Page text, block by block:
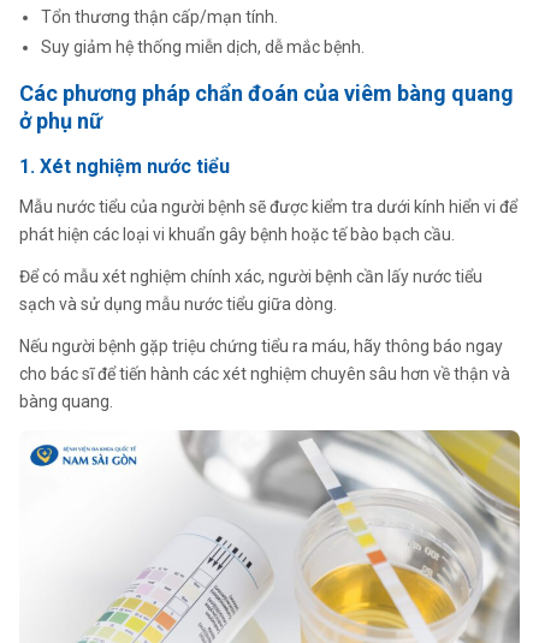
Tổn thương thận cấp/mạn tính.
Suy giảm hệ thống miễn dịch, dễ mắc bệnh.
Các phương pháp chẩn đoán của viêm bàng quang
ở phụ nữ
1. Xét nghiệm nước tiểu
Mẫu nước tiểu của người bệnh sẽ được kiểm tra dưới kính hiển vi để
phát hiện các loại vi khuẩn gây bệnh hoặc tế bào bạch cầu.
Để có mẫu xét nghiệm chính xác, người bệnh cần lấy nước tiểu
sạch và sử dụng mẫu nước tiểu giữa dòng.
Nếu người bệnh gặp triệu chứng tiểu ra máu, hãy thông báo ngay
cho bác sĩ để tiến hành các xét nghiệm chuyên sâu hơn về thận và
bàng quang.